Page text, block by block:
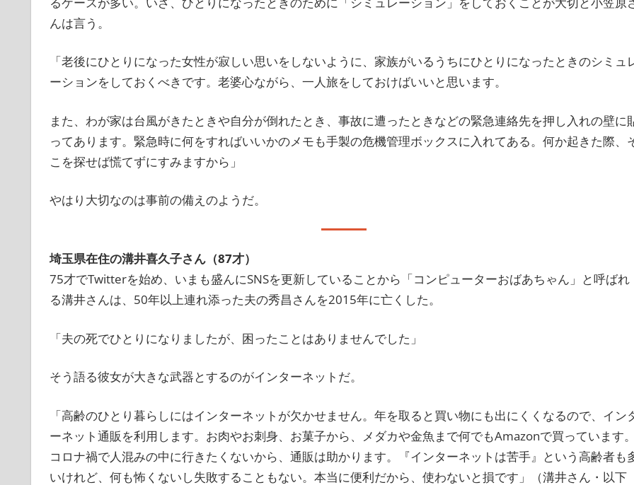
んは言う。
「老後にひとりになった女性が寂しい思いをしないように、家族がいるうちにひとりになったときのシミュ
ーションをしておくべきです。老婆心ながら、一人旅をしておけばいいと思います。
また、わが家は台風がきたときや自分が倒れたとき、事故に遭ったときなどの緊急連絡先を押し入れの壁に
ってあります。緊急時に何をすればいいかのメモも手製の危機管理ボックスに入れてある。何か起きた際、
こを探せば慌てずにすみますから」
やはり大切なのは事前の備えのようだ。
埼玉県在住の溝井喜久子さん（87才）
75才でTwitterを始め、いまも盛んにSNSを更新していることから「コンピューターおばあちゃん」と呼ばれ
る溝井さんは、50年以上連れ添った夫の秀昌さんを2015年に亡くした。
「夫の死でひとりになりましたが、困ったことはありませんでした」
そう語る彼女が大きな武器とするのがインターネットだ。
「高齢のひとり暮らしにはインターネットが欠かせません。年を取ると買い物にも出にくくなるので、イン
ーネット通販を利用します。お肉やお刺身、お菓子から、メダカや金魚まで何でもAmazonで買っています。
コロナ禍で人混みの中に行きたくないから、通販は助かります。『インターネットは苦手』という高齢者も
いけれど、何も怖くないし失敗することもない。本当に便利だから、使わないと損です」（溝井さん・以下